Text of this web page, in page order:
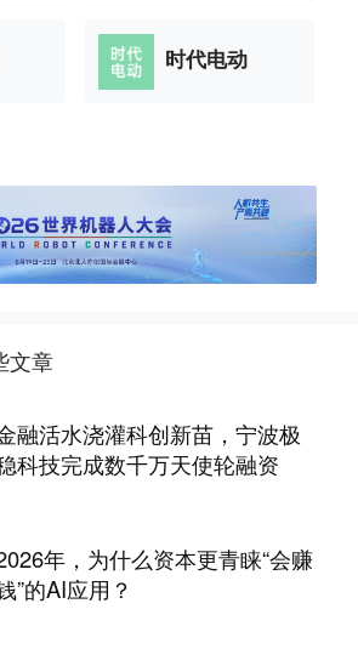
时代电动
文章
融活水浇灌科创新苗，宁波极
科技完成数千万天使轮融资
年，为什么资本更青睐“会赚
”的AI应用？